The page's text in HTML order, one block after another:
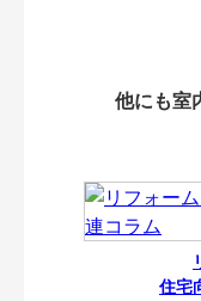
他にも室
住宅